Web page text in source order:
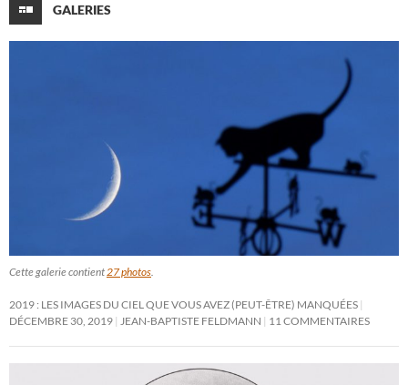
GALERIES
Cette galerie contient27 photos.
2019 : LES IMAGES DU CIEL QUE VOUS AVEZ (PEUT-ÊTRE) MANQUÉES
DÉCEMBRE 30, 2019 JEAN-BAPTISTE FELDMANN 11 COMMENTAIRES